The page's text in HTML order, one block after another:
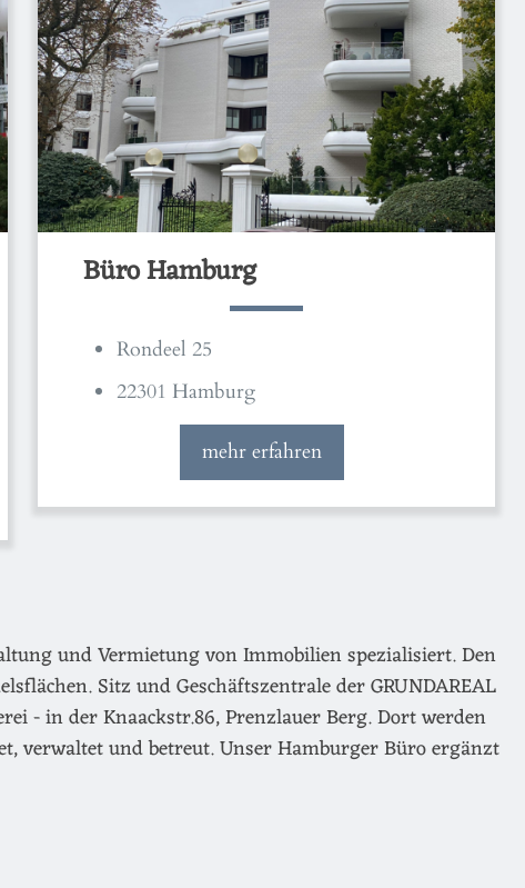
Büro Hamburg
Rondeel 25
22301 Hamburg
mehr erfahren
und Vermietung von Immobilien spezialisiert. Den
Sitz und Geschäftszentrale der GRUNDAREAL
- in der Knaackstr.86, Prenzlauer Berg. Dort werden
verwaltet und betreut. Unser Hamburger Büro ergänzt